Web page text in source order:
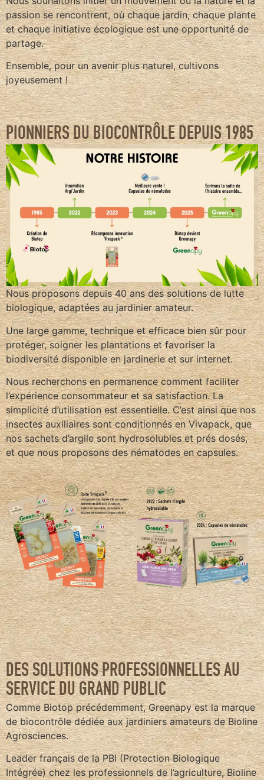
passion se rencontrent, où chaque jardin, chaque plante
et chaque initiative écologique est une opportunité de
partage.
Ensemble, pour un avenir plus naturel, cultivons
joyeusement !
PIONNIERS DU BIOCONTRÔLE DEPUIS 1985
Nous proposons depuis 40 ans des solutions de lutte
biologique, adaptées au jardinier amateur.
Une large gamme, technique et efficace bien sûr pour
protéger, soigner les plantations et favoriser la
biodiversité disponible en jardinerie et sur internet.
Nous recherchons en permanence comment faciliter
l’expérience consommateur et sa satisfaction. La
simplicité d’utilisation est essentielle. C’est ainsi que nos
insectes auxiliaires sont conditionnés en Vivapack, que
nos sachets d’argile sont hydrosolubles et prés dosés,
et que nous proposons des nématodes en capsules.
DES SOLUTIONS PROFESSIONNELLES AU
SERVICE DU GRAND PUBLIC
Comme Biotop précédemment, Greenapy est la marque
de biocontrôle dédiée aux jardiniers amateurs de Bioline
Agrosciences.
Leader français de la PBI (Protection Biologique
Intégrée) chez les professionnels de l’agriculture, Bioline